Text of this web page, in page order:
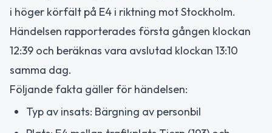
i höger körfält på E4 i riktning mot Stockholm.
Händelsen rapporterades första gången klockan
12:39 och beräknas vara avslutad klockan 13:10
samma dag.
Följande fakta gäller för händelsen:
Typ av insats: Bärgning av personbil